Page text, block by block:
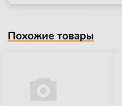
Похожие товары